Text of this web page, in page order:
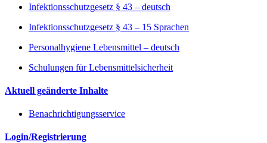
Infektionsschutzgesetz § 43 – deutsch
Infektionsschutzgesetz § 43 – 15 Sprachen
Personalhygiene Lebensmittel – deutsch
Schulungen für Lebensmittelsicherheit
Aktuell geänderte Inhalte
Benachrichtigungsservice
Login/Registrierung